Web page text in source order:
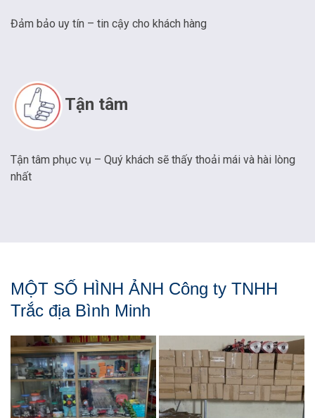
Đảm bảo uy tín – tin cậy cho khách hàng
Tận tâm
Tận tâm phục vụ – Quý khách sẽ thấy thoải mái và hài lòng
nhất
MỘT SỐ HÌNH ẢNH Công ty TNHH
Trắc địa Bình Minh